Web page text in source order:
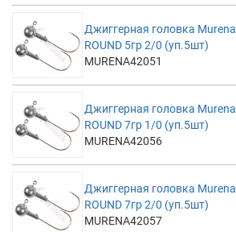
Джиггерная головка Murena
ROUND 5гр 2/0 (уп.5шт)
MURENA42051
Джиггерная головка Murena
ROUND 7гр 1/0 (уп.5шт)
MURENA42056
Джиггерная головка Murena
ROUND 7гр 2/0 (уп.5шт)
MURENA42057